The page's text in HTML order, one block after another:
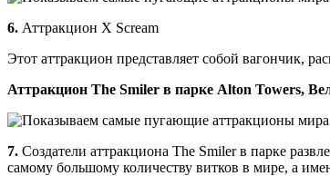
6. Аттракцион X Scream
Этот аттракцион представляет собой вагончик,
Аттракцион The Smiler в парке Alton Towers,
7. Создатели аттракциона The Smiler в парке
самому большому количеству витков в мире, а